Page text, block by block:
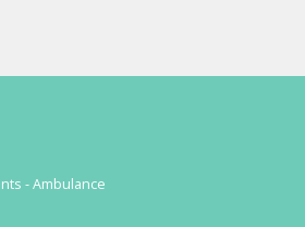
- Ambulance